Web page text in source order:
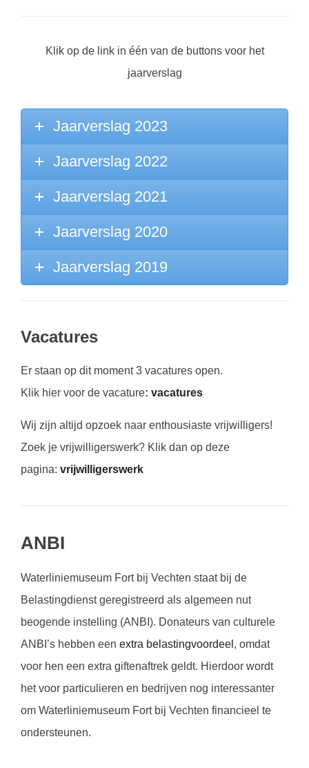
Klik op de link in één van de buttons voor het
jaarverslag
Jaarverslag 2023
Jaarverslag 2022
Jaarverslag 2021
Jaarverslag 2020
Jaarverslag 2019
Vacatures
Er staan op dit moment 3 vacatures open.
Klik hier voor de vacature: vacatures
Wij zijn altijd opzoek naar enthousiaste vrijwilligers!
Zoek je vrijwilligerswerk? Klik dan op deze
pagina: vrijwilligerswerk
ANBI
Waterliniemuseum Fort bij Vechten staat bij de
Belastingdienst geregistreerd als algemeen nut
beogende instelling (ANBI). Donateurs van culturele
ANBI’s hebben een extra belastingvoordeel , omdat
voor hen een extra giftenaftrek geldt. Hierdoor wordt
het voor particulieren en bedrijven nog interessanter
om Waterliniemuseum Fort bij Vechten financieel te
ondersteunen.